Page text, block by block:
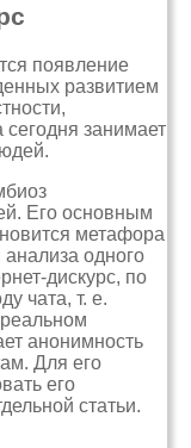
появление
развитием
занимает
Его основным
метафора
одного
дискурс, по
чата, т. е.
анонимность
Для его
его
статьи.